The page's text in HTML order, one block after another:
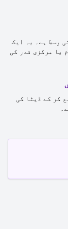
وسط ہے۔ یہ ایک
یا مرکزی قدر کی
کر کے ڈیٹا کی